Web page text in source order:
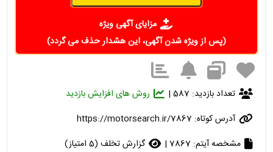
مزایای آگهی ویژه
(پس از ویژه شدن آگهی، این هشدار حذف می گردد)
تعداد بازدید: 587 |
روش های افزایش بازدید
آدرس کوتاه: https://motorsearch.ir/7867
مشخصه آیتم: 7867 |
گزارش تخلف (5 امتیاز)